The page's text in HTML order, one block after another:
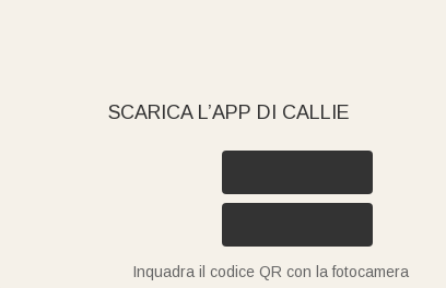
SCARICA L’APP DI CALLIE
Inquadra il codice QR con la fotocamera